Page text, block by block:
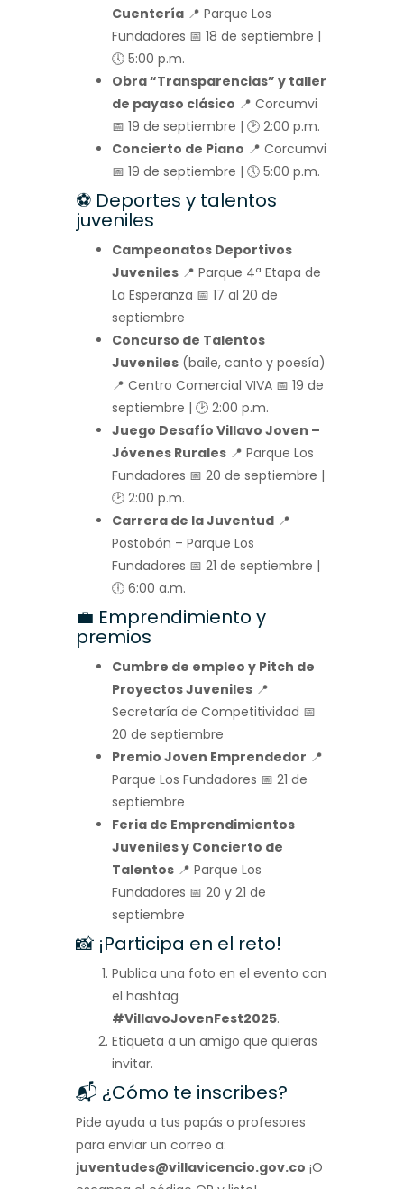
Cuentería 📍 Parque Los
Fundadores 📅 18 de septiembre |
🕔 5:00 p.m.
Obra “Transparencias” y taller
de payaso clásico 📍 Corcumvi
📅 19 de septiembre | 🕑 2:00 p.m.
Concierto de Piano 📍 Corcumvi
📅 19 de septiembre | 🕔 5:00 p.m.
⚽ Deportes y talentos
juveniles
Campeonatos Deportivos
Juveniles 📍 Parque 4ª Etapa de
La Esperanza 📅 17 al 20 de
septiembre
Concurso de Talentos
Juveniles (baile, canto y poesía)
📍 Centro Comercial VIVA 📅 19 de
septiembre | 🕑 2:00 p.m.
Juego Desafío Villavo Joven –
Jóvenes Rurales 📍 Parque Los
Fundadores 📅 20 de septiembre |
🕑 2:00 p.m.
Carrera de la Juventud 📍
Postobón – Parque Los
Fundadores 📅 21 de septiembre |
🕕 6:00 a.m.
💼 Emprendimiento y
premios
Cumbre de empleo y Pitch de
Proyectos Juveniles 📍
Secretaría de Competitividad 📅
20 de septiembre
Premio Joven Emprendedor 📍
Parque Los Fundadores 📅 21 de
septiembre
Feria de Emprendimientos
Juveniles y Concierto de
Talentos 📍 Parque Los
Fundadores 📅 20 y 21 de
septiembre
📸 ¡Participa en el reto!
Publica una foto en el evento con
el hashtag
#VillavoJovenFest2025.
Etiqueta a un amigo que quieras
invitar.
📬 ¿Cómo te inscribes?
Pide ayuda a tus papás o profesores
para enviar un correo a:
juventudes@villavicencio.gov.co ¡O